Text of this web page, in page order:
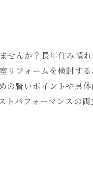
せんか？長年住み慣
リフォームを検討す
賢いポイントや具体
パフォーマンスの